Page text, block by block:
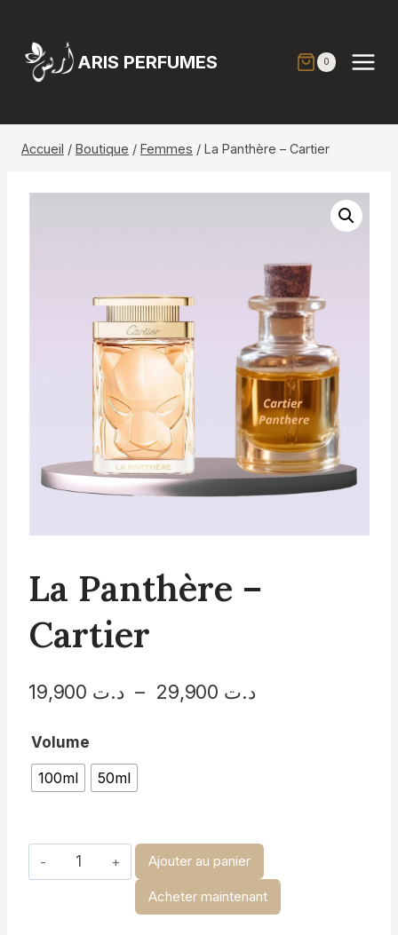
contenu
ARIS PERFUMES 0
Accueil / Boutique / Femmes / La Panthère – Cartier
La Panthère –
Cartier
د.ت – د.تPlage
Volume
100ml
50ml
quantité
de
Ajouter au panier
Acheter maintenant